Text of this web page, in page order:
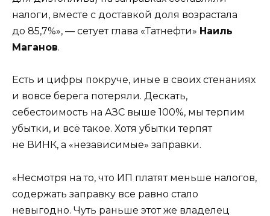
налоги, вместе с доставкой доля возрастала
до 85,7%», — сетует глава «Татнефти» Наиль
Маганов.
Есть и цифры покруче, иные в своих стенаниях
и вовсе берега потеряли. Дескать,
себестоимость на АЗС выше 100%, мы терпим
убытки, и всё такое. Хотя убытки терпят
не ВИНК, а «независимые» заправки.
«Несмотря на то, что ИП платят меньше налогов,
содержать заправку все равно стало
невыгодно. Чуть раньше этот же владелец